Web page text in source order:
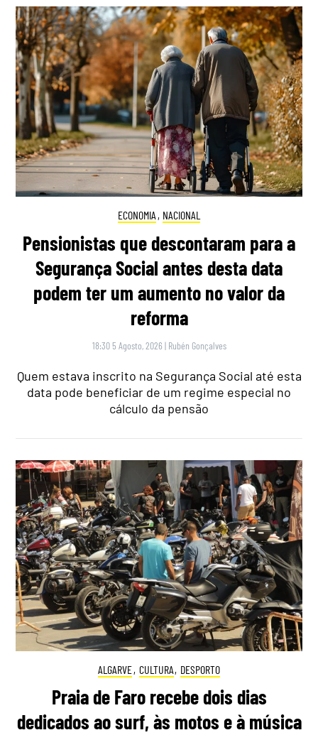
ECONOMIA , NACIONAL
Pensionistas que descontaram para a
Segurança Social antes desta data
podem ter um aumento no valor da
reforma
18:30 5 Agosto, 2026 | Rubén Gonçalves
Quem estava inscrito na Segurança Social até esta
data pode beneficiar de um regime especial no
cálculo da pensão
ALGARVE, CULTURA, DESPORTO
Praia de Faro recebe dois dias
dedicados ao surf, às motos e à música